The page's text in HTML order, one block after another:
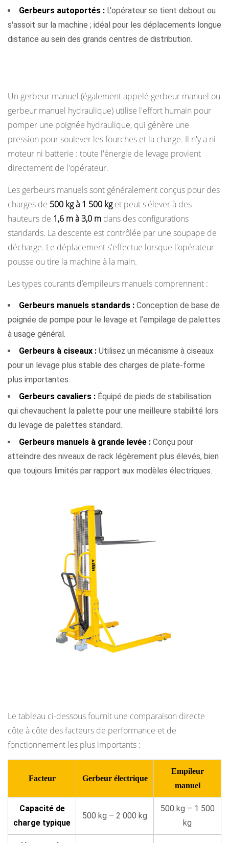
au
coût
requis
et
maniabilité
8
Considérations
de
sécurité
type
Risques
sécurité
les
gerbeurs
électriques
8.2
Risques
de
sécurité
avec
manuels
9
Exigences
10.1
Industries
les
électriques
excellent
10.2
Gerbeurs autoportés : L'opérateur se tient debout ou
s'assoit sur la machine ; idéal pour les déplacements longue
distance au sein des grands centres de distribution.
Un gerbeur manuel (également appelé gerbeur manuel ou
gerbeur manuel hydraulique) utilise l'effort humain pour
pomper une poignée hydraulique, qui génère une
pression pour soulever les fourches et la charge. Il n'y a ni
moteur ni batterie : toute l'énergie de levage provient
directement de l'opérateur.
Les gerbeurs manuels sont généralement conçus pour des
charges de 500 kg à 1 500 kget peut s'élever à des
hauteurs de 1,6 m à 3,0 m dans des configurations
standards. La descente est contrôlée par une soupape de
décharge. Le déplacement s'effectue lorsque l'opérateur
pousse ou tire la machine à la main.
Les types courants d’empileurs manuels comprennent :
Gerbeurs manuels standards : Conception de base de
poignée de pompe pour le levage et l’empilage de palettes
à usage général.
Gerbeurs à ciseaux : Utilisez un mécanisme à ciseaux
pour un levage plus stable des charges de plate-forme
plus importantes.
Gerbeurs cavaliers : Équipé de pieds de stabilisation
qui chevauchent la palette pour une meilleure stabilité lors
du levage de palettes standard.
Gerbeurs manuels à grande levée : Conçu pour
atteindre des niveaux de rack légèrement plus élevés, bien
que toujours limités par rapport aux modèles électriques.
Le tableau ci-dessous fournit une comparaison directe
côte à côte des facteurs de performance et de
fonctionnement les plus importants :
Facteur Gerbeur électrique
Empileur
manuel
Capacité de
charge typique
500 kg – 2 000 kg
500 kg – 1 500
kg